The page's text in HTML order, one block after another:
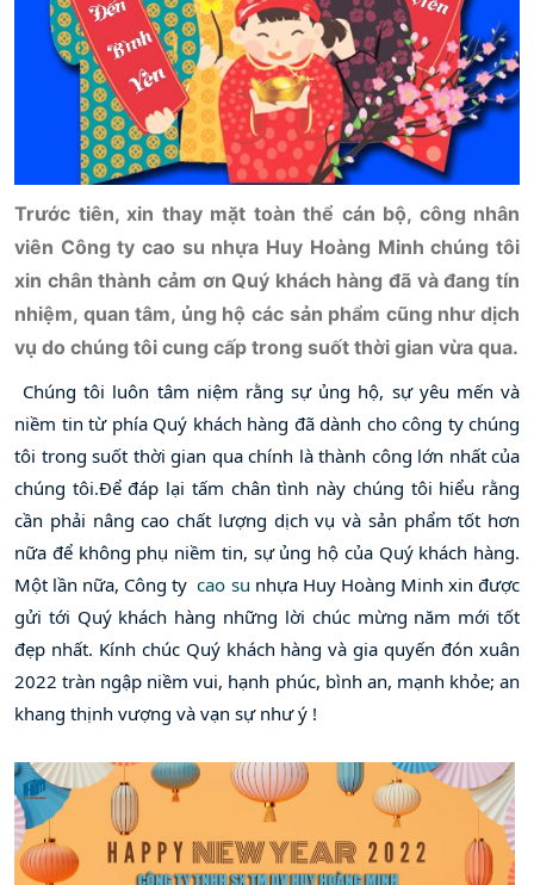
Trước tiên, xin thay mặt toàn thể cán bộ, công nhân
viên Công ty cao su nhựa Huy Hoàng Minh chúng tôi
xin chân thành cảm ơn Quý khách hàng đã và đang tín
nhiệm, quan tâm, ủng hộ các sản phẩm cũng như dịch
vụ do chúng tôi cung cấp trong suốt thời gian vừa qua.
Chúng tôi luôn tâm niệm rằng sự ủng hộ, sự yêu mến và
niềm tin từ phía Quý khách hàng đã dành cho công ty chúng
tôi trong suốt thời gian qua chính là thành công lớn nhất của
chúng tôi.Để đáp lại tấm chân tình này chúng tôi hiểu rằng
cần phải nâng cao chất lượng dịch vụ và sản phẩm tốt hơn
nữa để không phụ niềm tin, sự ủng hộ của Quý khách hàng.
Một lần nữa, Công ty cao su nhựa Huy Hoàng Minh xin được
gửi tới Quý khách hàng những lời chúc mừng năm mới tốt
đẹp nhất. Kính chúc Quý khách hàng và gia quyến đón xuân
2022 tràn ngập niềm vui, hạnh phúc, bình an, mạnh khỏe; an
khang thịnh vượng và vạn sự như ý !